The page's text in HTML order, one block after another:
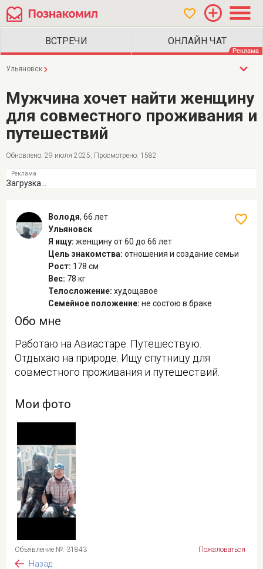
Ульяновск
Мужчина хочет найти женщину
для совместного проживания и
путешествий
Обновлено: 29 июля 2025; Просмотрено: 1582
Загрузка...
Володя, 66 лет
Ульяновск
Я ищу: женщинуот 60 до 66 лет
Цель знакомства: отношения и создание семьи
Рост: 178 см
Вес: 78 кг
Телосложение: худощавое
Семейное положение: не состою в браке
Обо мне
Работаю на Авиастаре. Путешествую.
Отдыхаю на природе. Ищу спутницу для
совместного проживания и путешествий.
Мои фото
Объявление №: 31843 Пожаловаться
Назад